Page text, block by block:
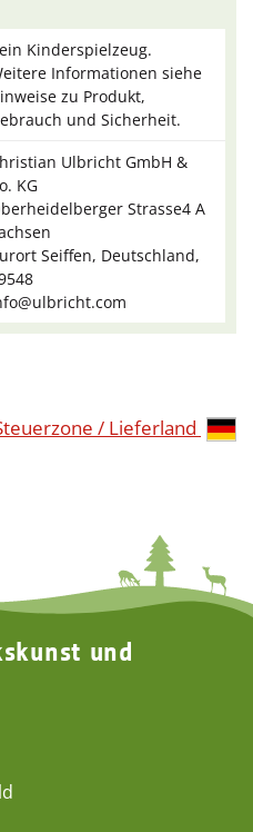
Kinderspielzeug.
Informationen siehe
zu Produkt,
und Sicherheit.
Ulbricht GmbH &
KG
Strasse4 A
Seiffen, Deutschland,
/ Lieferland
und